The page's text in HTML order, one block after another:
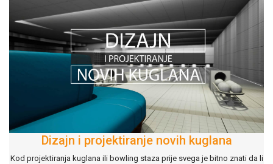
Dizajn i projektiranje novih kuglana
Kod projektiranja kuglana ili bowling staza prije svega je bitno znati da li